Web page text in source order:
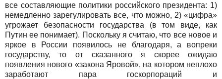
все составляющие политики российского президента: 1)
немедленно зарегулировать все, что можно, 2) «цифра»
угрожает безопасности государства (в том виде, как
Путин ее понимает). Поскольку я считаю, что все новое и
яркое в России появилось не благодаря, а вопреки
государству, то от сказанного я скорее ожидаю
появления нового «закона Яровой», на котором неплохо
заработают пара госкорпораций и